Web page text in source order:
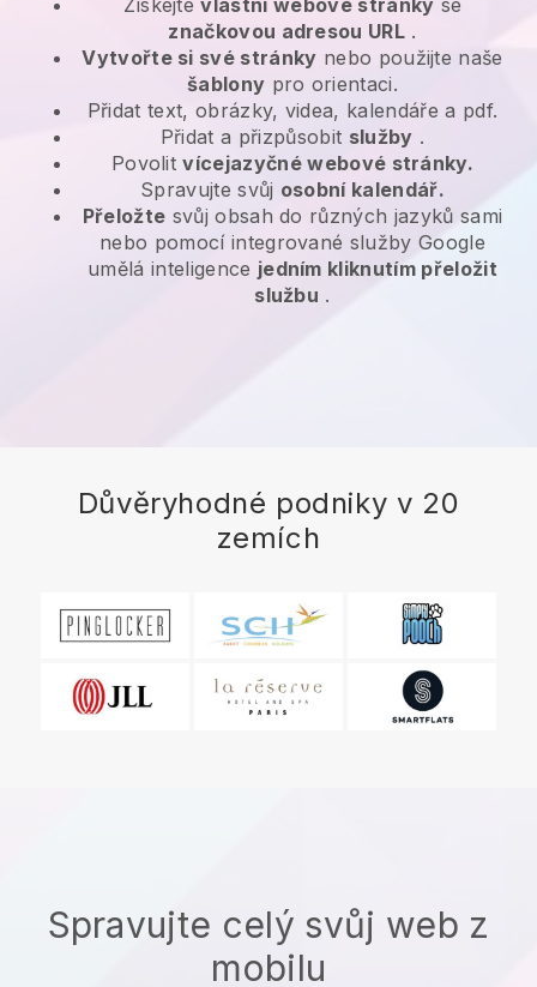
značkovou adresou URL .
Vytvořte si své stránky nebo použijte naše
šablony pro orientaci.
Přidat text, obrázky, videa, kalendáře a pdf.
Přidat a přizpůsobit služby .
Povolitvícejazyčné webové stránky.
Spravujte svůj osobní kalendář.
Přeložte svůj obsah do různých jazyků sami
nebo pomocí integrované služby Google
umělá inteligence jedním kliknutím přeložit
službu .
Důvěryhodné podniky v 20
zemích
Spravujte celý svůj web z
mobilu